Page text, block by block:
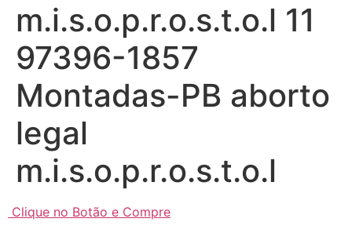
m.i.s.o.p.r.o.s.t.o.l 11
97396-1857
Montadas-PB aborto
legal
m.i.s.o.p.r.o.s.t.o.l
Clique no Botão e Compre